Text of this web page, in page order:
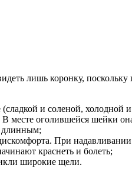
лишь коронку,
и соленой, холодной
месте оголившейся шейки
длинным;
При
краснеть и болеть;
широкие щели.